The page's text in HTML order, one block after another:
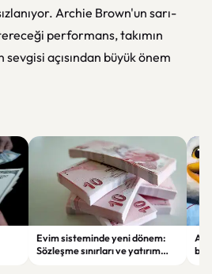
Archie Brown'un sarı-
performans, takımın
açısından büyük önem
Evim sisteminde yeni dönem:
Sözleşme sınırları ve yatırım